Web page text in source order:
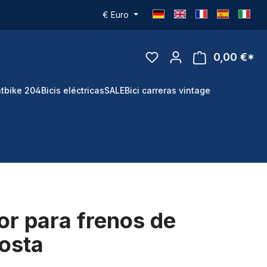
€ Euro
0,00 €*
204Bicis eléctricasSALEBici carreras vintage
para frenos de